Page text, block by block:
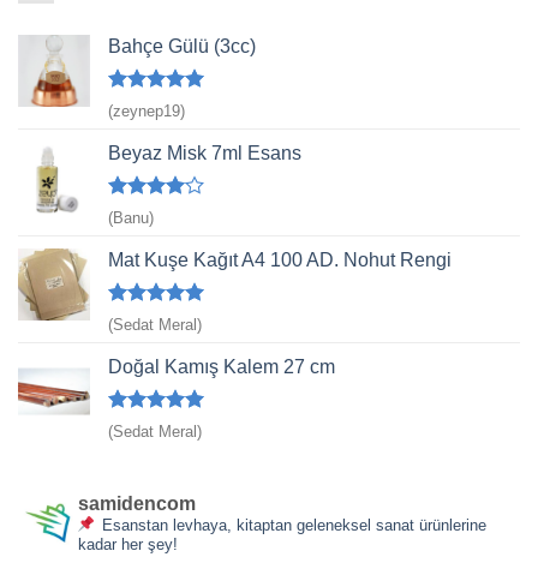
Bahçe Gülü (3cc)
5 üzerinden
5
oy aldı
(zeynep19)
Beyaz Misk 7ml Esans
5
üzerinden
4 oy aldı
(Banu)
Mat Kuşe Kağıt A4 100 AD. Nohut Rengi
5 üzerinden
5
(Sedat Meral)
Doğal Kamış Kalem 27 cm
5 üzerinden
5
(Sedat Meral)
samidencom
Esanstan levhaya, kitaptan geleneksel sanat ürünlerine
kadar her şey!